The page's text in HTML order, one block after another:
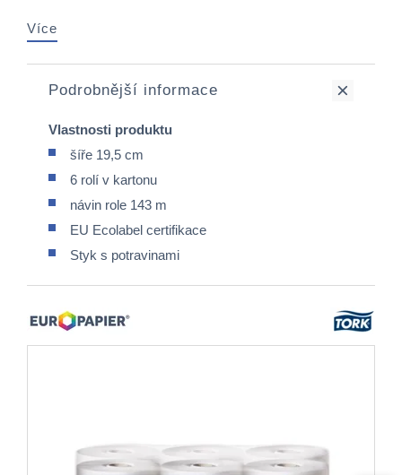
Více
Podrobnější informace
Vlastnosti produktu
šíře 19,5 cm
6 rolí v kartonu
návin role 143 m
EU Ecolabel certifikace
Styk s potravinami